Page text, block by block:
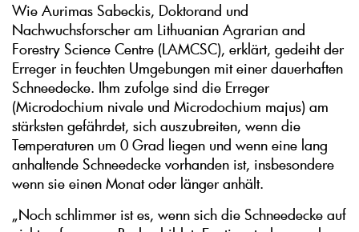
Wie Aurimas Sabeckis, Doktorand und
Nachwuchsforscher am Lithuanian Agrarian and
Forestry Science Centre (LAMCSC), erklärt, gedeiht der
Erreger in feuchten Umgebungen mit einer dauerhaften
Schneedecke. Ihm zufolge sind die Erreger
(Microdochium nivale und Microdochium majus) am
stärksten gefährdet, sich auszubreiten, wenn die
Temperaturen um 0 Grad liegen und wenn eine lang
anhaltende Schneedecke vorhanden ist, insbesondere
wenn sie einen Monat oder länger anhält.
„Noch schlimmer ist es, wenn sich die Schneedecke auf